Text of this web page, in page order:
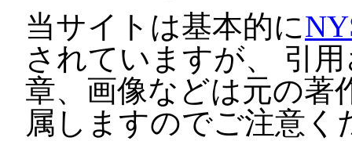
当サイトは基本的に
されていますが、 引
章、画像などは元の著
属しますのでご注意く